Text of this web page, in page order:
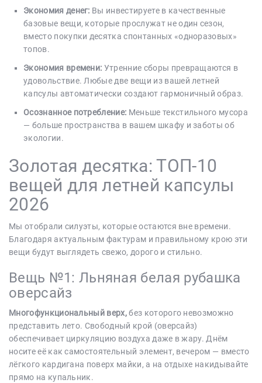
Экономия денег: Вы инвестируете в качественные
базовые вещи, которые прослужат не один сезон,
вместо покупки десятка спонтанных «одноразовых»
топов.
Экономия времени: Утренние сборы превращаются в
удовольствие. Любые две вещи из вашей летней
капсулы автоматически создают гармоничный образ.
Осознанное потребление: Меньше текстильного мусора
— больше пространства в вашем шкафу и заботы об
экологии.
Золотая десятка: ТОП-10
вещей для летней капсулы
2026
Мы отобрали силуэты, которые остаются вне времени.
Благодаря актуальным фактурам и правильному крою эти
вещи будут выглядеть свежо, дорого и стильно.
Вещь №1: Льняная белая рубашка
оверсайз
Многофункциональный верх,без которого невозможно
представить лето. Свободный крой (оверсайз)
обеспечивает циркуляцию воздуха даже в жару. Днём
носите её как самостоятельный элемент, вечером — вместо
лёгкого кардигана поверх майки, а на отдыхе накидывайте
прямо на купальник.